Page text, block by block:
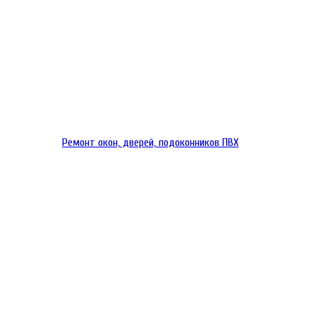
Ремонт окон, дверей, подоконников ПВХ